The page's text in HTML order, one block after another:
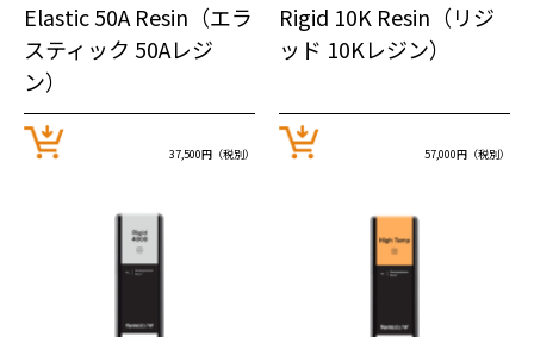
Elastic 50A Resin（エラ
スティック 50Aレジ
ン）
37,500円（税別）
Rigid 10K Resin（リジ
ッド 10Kレジン）
57,000円（税別）